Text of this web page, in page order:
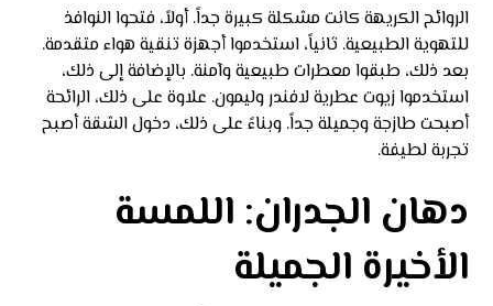
الروائح الكريهة كانت مشكلة كبيرة جداً. أولاً، فتحوا النوافذ
للتهوية الطبيعية. ثانياً، استخدموا أجهزة تنقية هواء متقدمة.
بعد ذلك، طبقوا معطرات طبيعية وآمنة. بالإضافة إلى ذلك،
استخدموا زيوت عطرية لافندر وليمون. علاوة على ذلك، الرائحة
أصبحت طازجة وجميلة جداً. وبناءً على ذلك، دخول الشقة أصبح
تجربة لطيفة.
دهان الجدران: اللمسة
الأخيرة الجميلة